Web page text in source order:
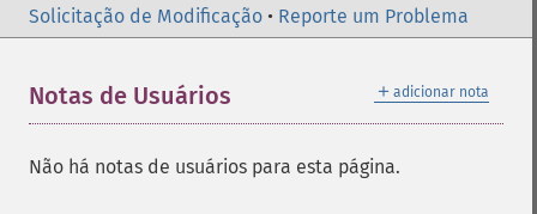
Solicitação de Modificação • Reporte um Problema
＋ adicionar nota
Notas de Usuários
Não há notas de usuários para esta página.